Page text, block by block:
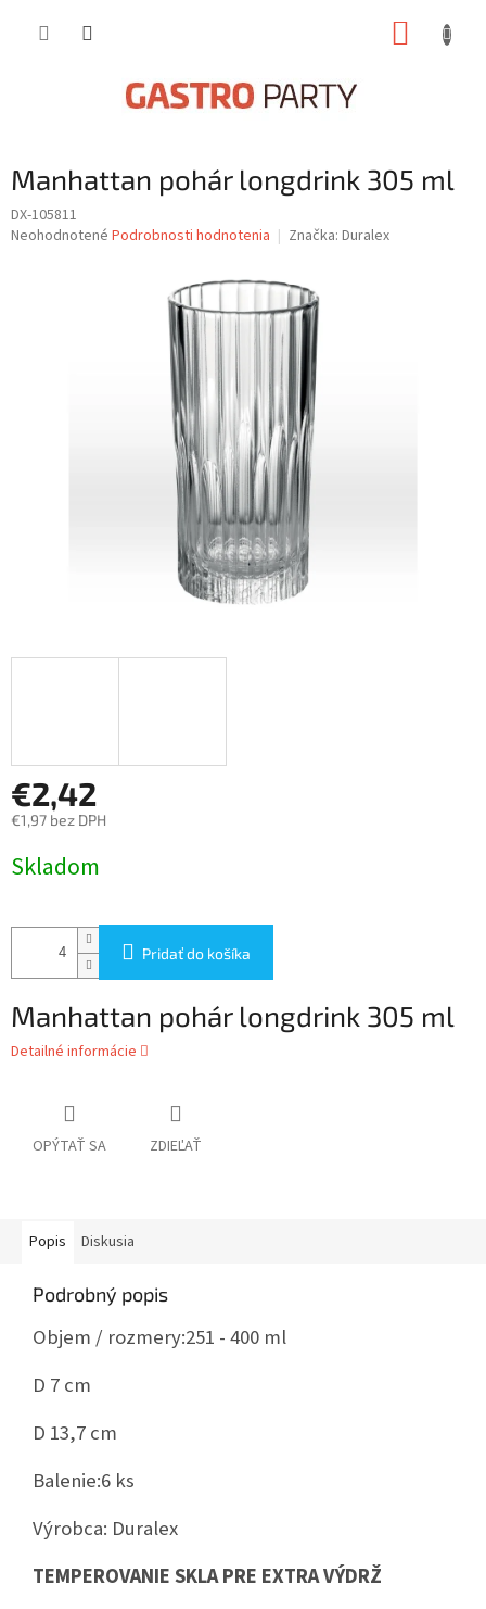
Manhattan pohár longdrink 305 ml
DX-105811
Priemerné
Neohodnotené Podrobnosti hodnotenia Značka: Duralex
€2,42
€1,97 bez DPH
cena:
Skladom
Pridať do košíka
Manhattan pohár longdrink 305 ml
Detailné informácie
OPÝTAŤ SA ZDIEĽAŤ
Popis Diskusia
Podrobný popis
Objem / rozmery:251 - 400 ml
D 7 cm
D 13,7 cm
Balenie:6 ks
Výrobca: Duralex
TEMPEROVANIE SKLA PRE EXTRA VÝDRŽ